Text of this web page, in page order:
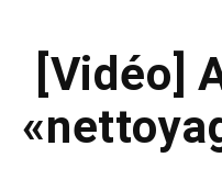
[Vidéo]